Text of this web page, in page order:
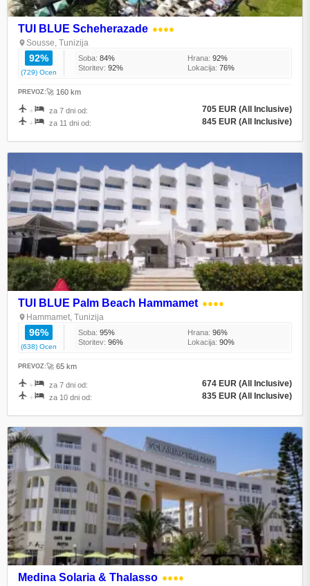
TUI BLUE Scheherazade ●●●●
Sousse, Tunizija
92%
(729) Ocen
Soba: 84% Hrana: 92%
Storitev: 92% Lokacija: 76%
PREVOZ:🚀 160 km
+ za 7 dni od: 705 EUR (All Inclusive)
+ za 11 dni od: 845 EUR (All Inclusive)
TUI BLUE Palm Beach Hammamet ●●●●
Hammamet, Tunizija
96%
(638) Ocen
Soba: 95% Hrana: 96%
Storitev: 96% Lokacija: 90%
PREVOZ:🚀 65 km
+ za 7 dni od: 674 EUR (All Inclusive)
+ za 10 dni od: 835 EUR (All Inclusive)
Medina Solaria & Thalasso ●●●●